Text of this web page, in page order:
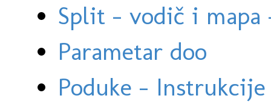
Split - vodič i
Parametar doo
Poduke -